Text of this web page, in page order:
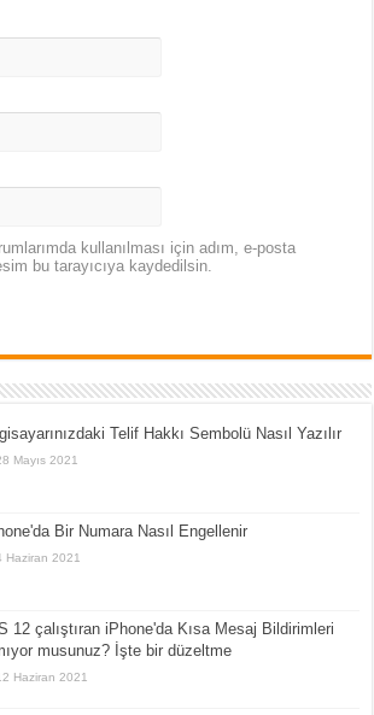
kullanılması için adım, e-posta
bu tarayıcıya kaydedilsin.
Telif Hakkı Sembolü Nasıl Yazılır
Mayıs 2021
Bir Numara Nasıl Engellenir
Haziran 2021
12 çalıştıran iPhone'da Kısa Mesaj Bildirimleri
musunuz? İşte bir düzeltme
Haziran 2021